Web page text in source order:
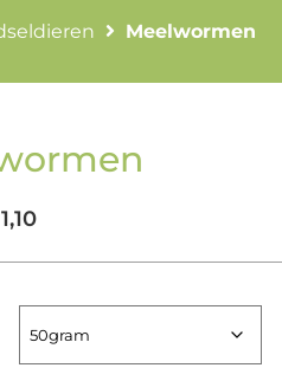
Meelwormen
1,10